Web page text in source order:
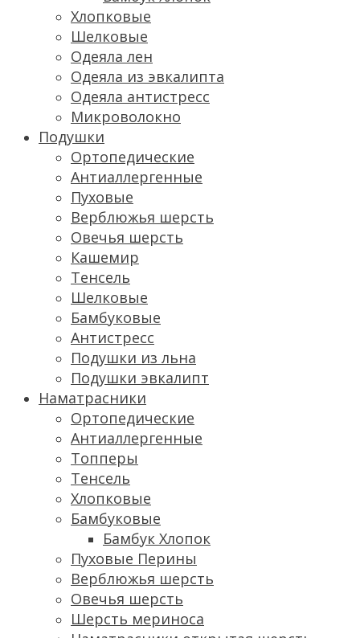
Хлопковые
Шелковые
Одеяла лен
Одеяла из эвкалипта
Одеяла антистресс
Микроволокно
Подушки
Ортопедические
Антиаллергенные
Пуховые
Верблюжья шерсть
Овечья шерсть
Кашемир
Тенсель
Шелковые
Бамбуковые
Антистресс
Подушки из льна
Подушки эвкалипт
Наматрасники
Ортопедические
Антиаллергенные
Топперы
Тенсель
Хлопковые
Бамбуковые
Бамбук Хлопок
Пуховые Перины
Верблюжья шерсть
Овечья шерсть
Шерсть мериноса